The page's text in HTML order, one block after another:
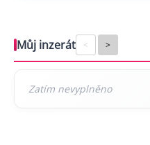
Můj inzerát < >